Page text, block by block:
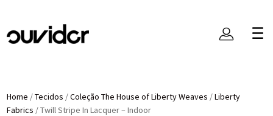
Home /Tecidos /Coleção The House of Liberty Weaves /Liberty
Fabrics /Twill Stripe In Lacquer – Indoor